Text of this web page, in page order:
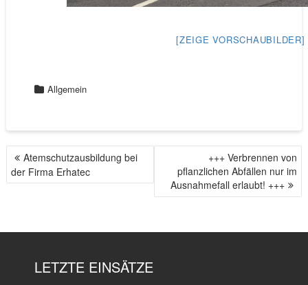
[ZEIGE VORSCHAUBILDER]
Allgemein
B
E
Atemschutzausbildung bei
der Firma Erhatec
+++ Verbrennen von
pflanzlichen Abfällen nur im
Ausnahmefall erlaubt! +++
LETZTE EINSÄTZE